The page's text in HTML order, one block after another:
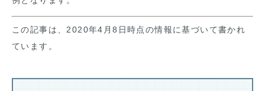
この記事は、2020年4月8日時点の情報に基づいて書かれ
ています。